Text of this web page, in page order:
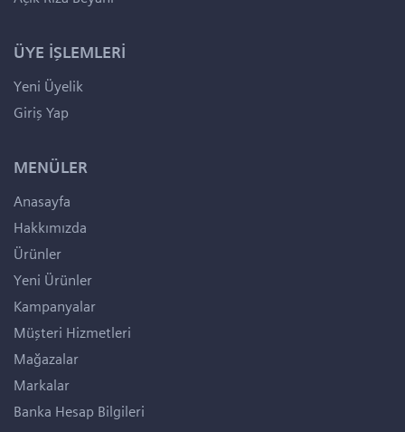
ÜYE İŞLEMLERİ
Yeni Üyelik
Giriş Yap
MENÜLER
Anasayfa
Hakkımızda
Ürünler
Yeni Ürünler
Kampanyalar
Müşteri Hizmetleri
Mağazalar
Markalar
Banka Hesap Bilgileri